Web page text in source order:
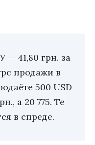
41,80 грн. за
продажи в
500 USD
а 20 775. Те
в спреде.